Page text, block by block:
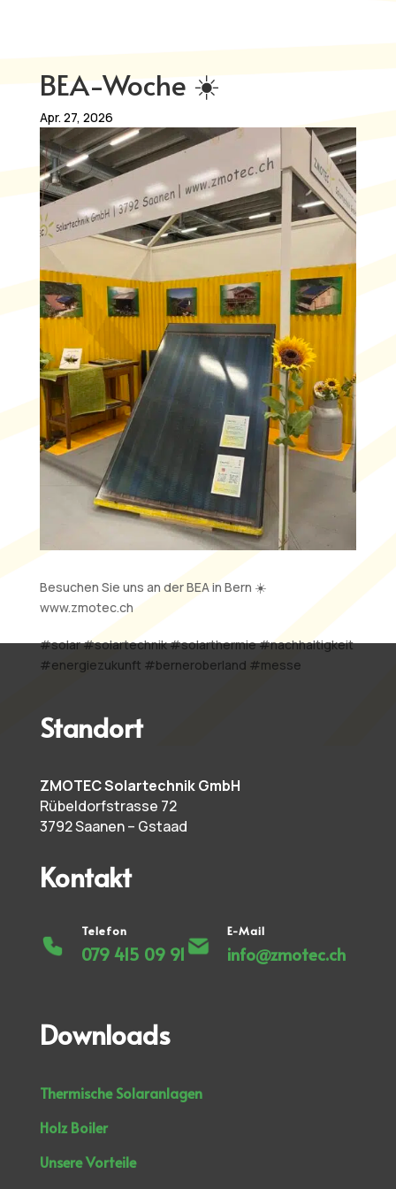
BEA-Woche ☀️
Apr. 27, 2026
Besuchen Sie uns an der BEA in Bern ☀️
www.zmotec.ch
#solar #solartechnik #solarthermie #nachhaltigkeit
#energiezukunft #berneroberland #messe
Standort
ZMOTEC Solartechnik GmbH
Rübeldorfstrasse 72
3792 Saanen – Gstaad
Kontakt
Telefon
079 415 09 91
E-Mail
info@zmotec.ch
Downloads
Thermische Solaranlagen
Holz Boiler
Unsere Vorteile